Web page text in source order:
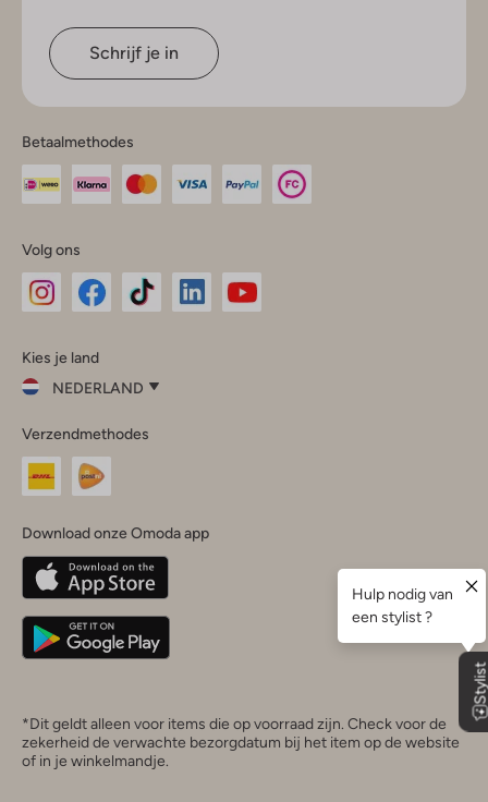
Schrijf je in
Betaalmethodes
Volg ons
InstagramFacebook
Kies je land
NEDERLAND
je
land
Nederland
Belgique(Français)
Deutschland
Verzendmethodes
Download onze Omoda app
*Dit geldt alleen voor items die op voorraad zijn. Check voor de
zekerheid de verwachte bezorgdatum bij het item op de website
of in je winkelmandje.